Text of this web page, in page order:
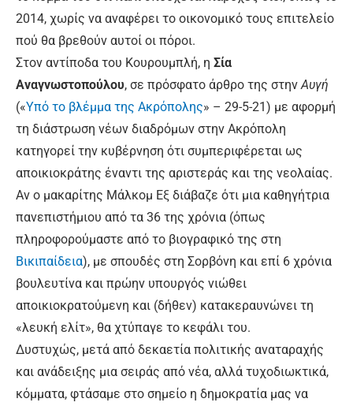
2014, χωρίς να αναφέρει το οικονομικό τους επιτελείο
πού θα βρεθούν αυτοί οι πόροι.
Στον αντίποδα του Κουρουμπλή, η Σία
Αναγνωστοπούλου, σε πρόσφατο άρθρο της στηνΑυγή
(«Υπό το βλέμμα της Ακρόπολης» – 29-5-21) με αφορμή
τη διάστρωση νέων διαδρόμων στην Ακρόπολη
κατηγορεί την κυβέρνηση ότι συμπεριφέρεται ως
αποικιοκράτης έναντι της αριστεράς και της νεολαίας.
Αν ο μακαρίτης Μάλκομ Εξ διάβαζε ότι μια καθηγήτρια
πανεπιστήμιου από τα 36 της χρόνια (όπως
πληροφορούμαστε από το βιογραφικό της στη
Βικιπαίδεια), με σπουδές στη Σορβόνη και επί 6 χρόνια
βουλευτίνα και πρώην υπουργός νιώθει
αποικιοκρατούμενη και (δήθεν) κατακεραυνώνει τη
«λευκή ελίτ», θα χτύπαγε το κεφάλι του.
Δυστυχώς, μετά από δεκαετία πολιτικής αναταραχής
και ανάδειξης μια σειράς από νέα, αλλά τυχοδιωκτικά,
κόμματα, φτάσαμε στο σημείο η δημοκρατία μας να